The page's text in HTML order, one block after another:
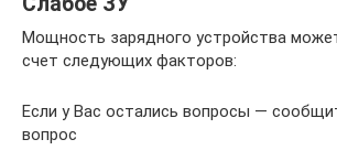
Мощность зарядного устройства
счет следующих факторов:
Если у Вас остались вопросы —
вопрос